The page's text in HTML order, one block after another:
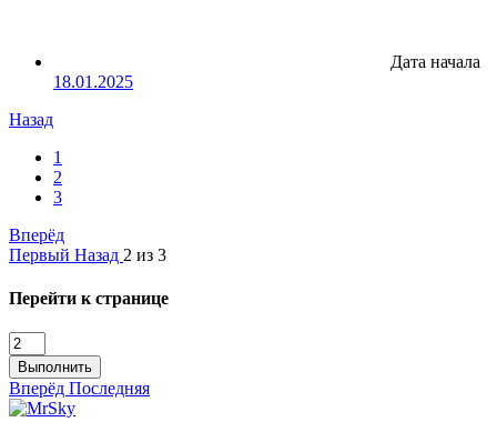
Дата начала
18.01.2025
Назад
1
2
3
Вперёд
Первый Назад 2 из 3
Перейти к странице
Выполнить
Вперёд Последняя